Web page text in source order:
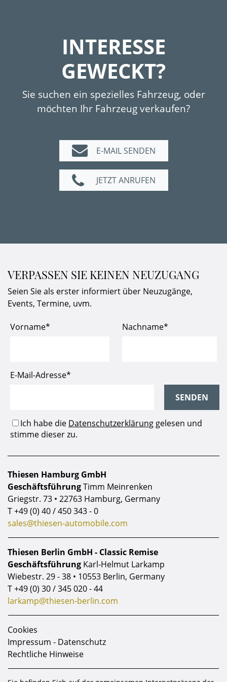
Dieses 220 SE Cabriolet wurde 1960 in
Deutschland ausgeliefert und nur wenig
gefahren. Der Wagen befindet sich derzeit
wohl in 3.Hand und hat vermutlich erst
77.500 km Gesamtlaufleistung absolviert. Die
mit etwas Patina scheint diese geringe
Laufleistung zu bestätigen. Der Wagen
wurde immer gut gewartet und ist
zugelassen und sofort einsatzbereit.
INTERESSE
GEWECKT?
Sie suchen ein spezielles Fahrzeug, oder
möchten Ihr Fahrzeug verkaufen?
E-MAIL SENDEN
JETZT ANRUFEN
VERPASSEN SIE KEINEN NEUZUGANG
Seien Sie als erster informiert über Neuzugänge,
Events, Termine, uvm.
Thiesen Hamburg GmbH
GeschäftsführungTimm Meinrenken
Griegstr. 73 • 22763 Hamburg, Germany
T+49 (0) 40 / 450 343 - 0
sales@thiesen-automobile.com
Thiesen Berlin GmbH - Classic Remise
Geschäftsführung Karl-Helmut Larkamp
Wiebestr. 29 - 38 • 10553 Berlin, Germany
T+49 (0) 30 / 345 020 - 44
larkamp@thiesen-berlin.com
Cookies
Impressum - Datenschutz
Rechtliche Hinweise